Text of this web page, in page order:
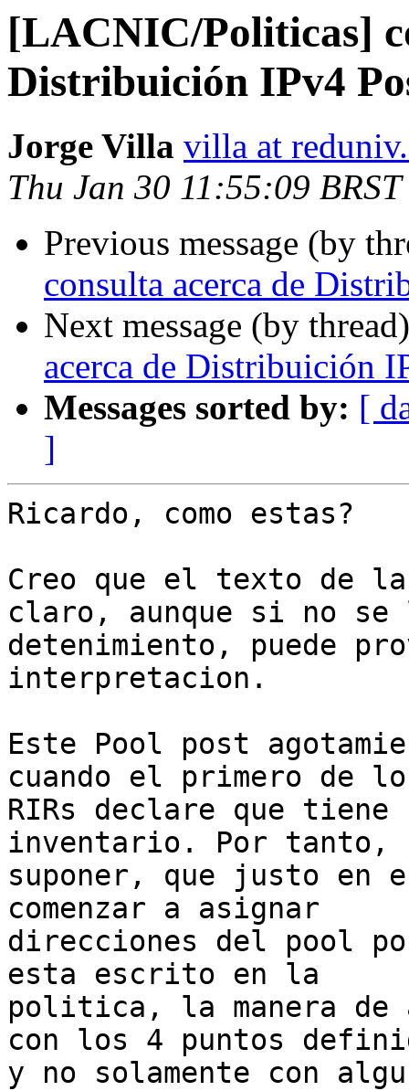
[LACNIC/Politicas]
Distribuición IPv4
Jorge Villa villa at
Thu Jan 30 11:55:09
Previous message (by
consulta acerca de
Next message (by
acerca de Distribuición
Messages sorted by: [
]
Ricardo, como estas?
Creo que el texto de
claro, aunque si no
detenimiento, puede
interpretacion.
Este Pool post
cuando el primero de
RIRs declare que
inventario. Por tanto,
suponer, que justo en
comenzar a asignar
direcciones del pool
esta escrito en la
politica, la manera de
con los 4 puntos
y no solamente con